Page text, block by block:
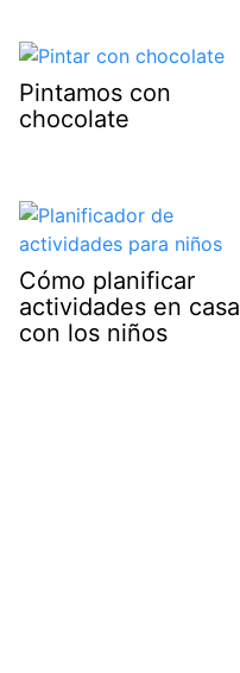
Pintamos con
chocolate
Cómo planificar
actividades en casa
con los niños